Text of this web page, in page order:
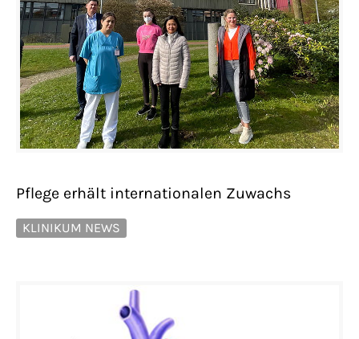
Pflege erhält internationalen Zuwachs
KLINIKUM NEWS